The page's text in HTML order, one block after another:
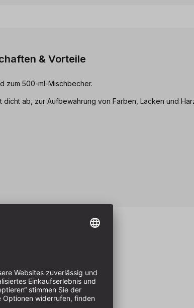
& Vorteile
zum 500-ml-Mischbecher.
dicht ab, zur Aufbewahrung von Farben, Lacken und